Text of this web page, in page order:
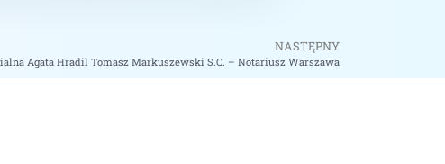
NASTĘPNY
Agata Hradil Tomasz Markuszewski S.C. – Notariusz Warszawa